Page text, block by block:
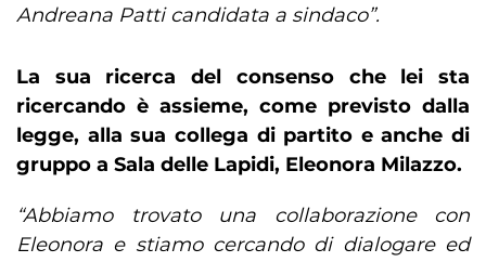
Andreana Patti candidata a sindaco”.
La sua ricerca del consenso che lei sta
ricercando è assieme, come previsto dalla
legge, alla sua collega di partito e anche di
gruppo a Sala delle Lapidi, Eleonora Milazzo.
“Abbiamo trovato una collaborazione con
Eleonora e stiamo cercando di dialogare ed